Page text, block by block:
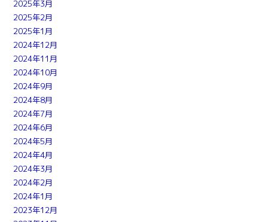
2025年3月
2025年2月
2025年1月
2024年12月
2024年11月
2024年10月
2024年9月
2024年8月
2024年7月
2024年6月
2024年5月
2024年4月
2024年3月
2024年2月
2024年1月
2023年12月